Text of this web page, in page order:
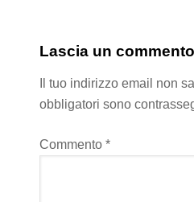
Lascia un commento
Il tuo indirizzo email non
obbligatori sono
Commento *